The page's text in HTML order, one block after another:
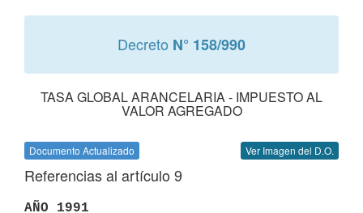
Decreto N° 158/990
TASA GLOBAL ARANCELARIA - IMPUESTO AL
VALOR AGREGADO
Documento Actualizado Ver Imagen del D.O.
Referencias al artículo 9
AÑO 1991